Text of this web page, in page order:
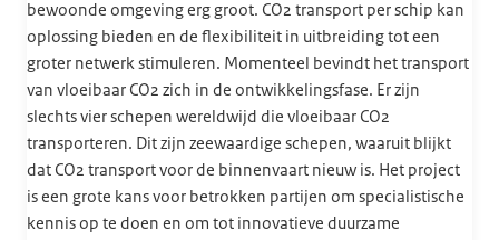
bewoonde omgeving erg groot. CO2 transport per schip kan
oplossing bieden en de flexibiliteit in uitbreiding tot een
groter netwerk stimuleren. Momenteel bevindt het transport
van vloeibaar CO2 zich in de ontwikkelingsfase. Er zijn
slechts vier schepen wereldwijd die vloeibaar CO2
transporteren. Dit zijn zeewaardige schepen, waaruit blijkt
dat CO2 transport voor de binnenvaart nieuw is. Het project
is een grote kans voor betrokken partijen om specialistische
kennis op te doen en om tot innovatieve duurzame